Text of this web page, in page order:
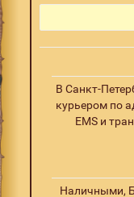
В Санкт-
курьером по
EMS и
Наличными,